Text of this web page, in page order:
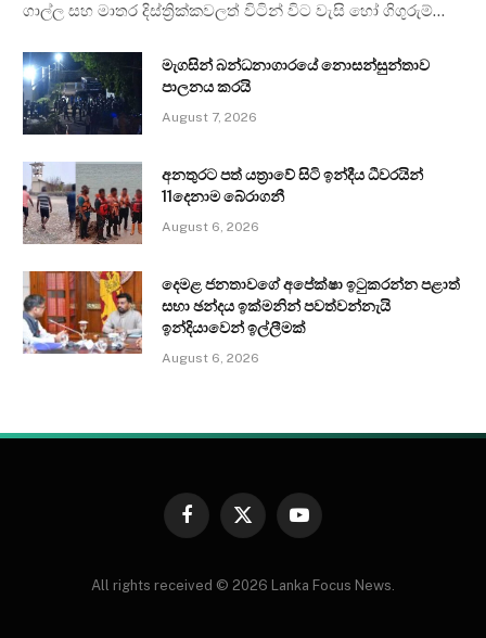
ගාල්ල සහ මාතර දිස්ත්‍රික්කවලත් විටින් විට වැසි හෝ ගිගුරුම්…
මැගසින් බන්ධනාගාරයේ නොසන්සුන්තාව
පාලනය කරයි
August 7, 2026
අනතුරට පත් යත්‍රාවේ සිටි ඉන්දීය ධීවරයින්
11දෙනාම බේරාගනී
August 6, 2026
දෙමළ ජනතාවගේ අපේක්ෂා ඉටුකරන්න පළාත්
සභා ඡන්දය ඉක්මනින් පවත්වන්නැයි
ඉන්දියාවෙන් ඉල්ලීමක්
August 6, 2026
Facebook
X
YouTube
All rights received © 2026 Lanka Focus News.